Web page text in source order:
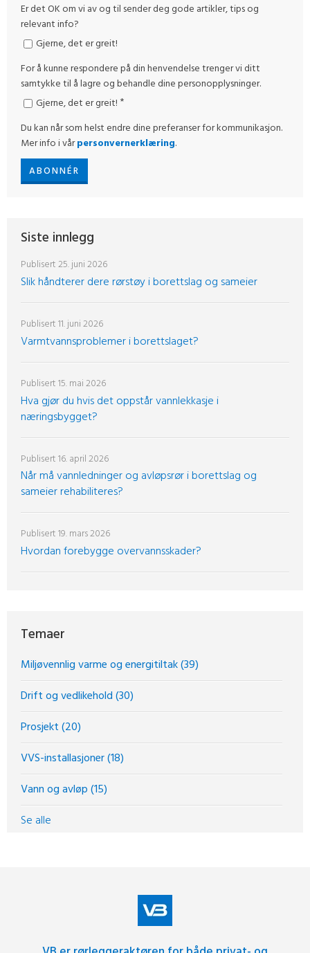
Er det OK om vi av og til sender deg gode artikler, tips og
relevant info?
Gjerne, det er greit!
For å kunne respondere på din henvendelse trenger vi ditt
samtykke til å lagre og behandle dine personopplysninger.
Gjerne, det er greit! *
Du kan når som helst endre dine preferanser for kommunikasjon.
Mer info i vårpersonvernerklæring.
Siste innlegg
Slik håndterer dere rørstøy i borettslag og sameier
Publisert25. juni 2026
Varmtvannsproblemer i borettslaget?
Publisert11. juni 2026
Hva gjør du hvis det oppstår vannlekkasje i
næringsbygget?
Publisert15. mai 2026
Når må vannledninger og avløpsrør i borettslag og
sameier rehabiliteres?
Publisert16. april 2026
Hvordan forebygge overvannsskader?
Publisert19. mars 2026
Temaer
Miljøvennlig varme og energitiltak(39)
Drift og vedlikehold(30)
Prosjekt(20)
VVS-installasjoner(18)
Vann og avløp(15)
Se alle